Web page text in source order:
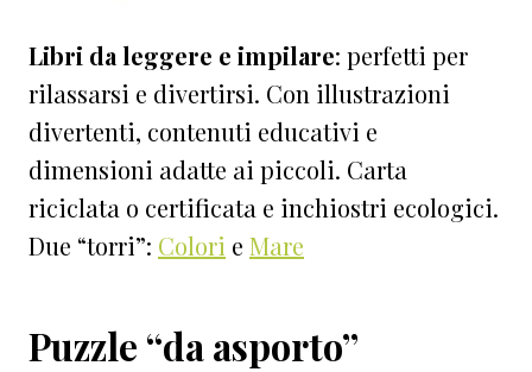
Libri da leggere e impilare: perfetti per
rilassarsi e divertirsi. Con illustrazioni
divertenti, contenuti educativi e
dimensioni adatte ai piccoli. Carta
riciclata o certificata e inchiostri ecologici.
Due “torri”: Colori e Mare
Puzzle “da asporto”